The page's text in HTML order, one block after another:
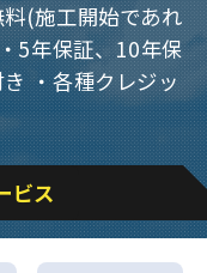
(施工開始であれ
5年保証、10年保
・各種クレジッ
ビス